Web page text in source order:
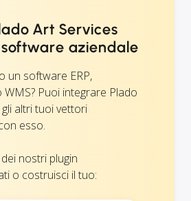
Art Services
aziendale
un software ERP,
Puoi integrare Plado
altri tuoi vettori
esso.
nostri plugin
o costruisci il tuo: